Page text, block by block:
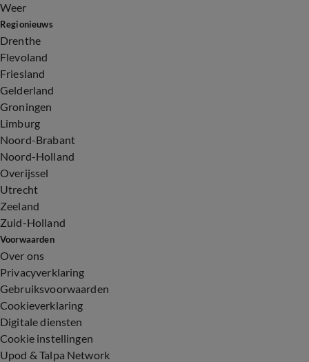
Weer
Regionieuws
Drenthe
Flevoland
Friesland
Gelderland
Groningen
Limburg
Noord-Brabant
Noord-Holland
Overijssel
Utrecht
Zeeland
Zuid-Holland
Voorwaarden
Over ons
Privacyverklaring
Gebruiksvoorwaarden
Cookieverklaring
Digitale diensten
Cookie instellingen
Upod & Talpa Network